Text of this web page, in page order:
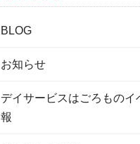
BLOG
お知らせ
デイサービスはごろものイ
報